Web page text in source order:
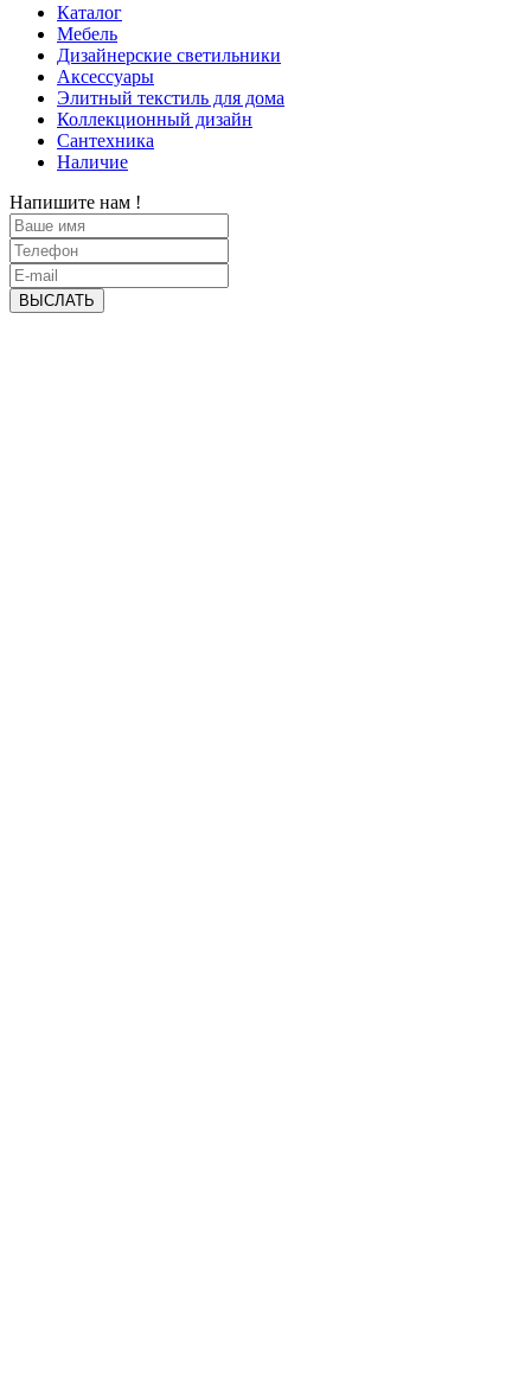
Каталог
Мебель
Дизайнерские светильники
Аксессуары
Элитный текстиль для дома
Коллекционный дизайн
Сантехника
Наличие
Напишите нам !
ВЫСЛАТЬ